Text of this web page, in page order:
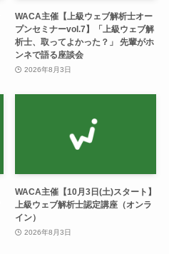
WACA主催【上級ウェブ解析士オー
プンセミナーvol.7】「上級ウェブ解
析士、取ってよかった？」 先輩がホ
ンネで語る座談会
2026年8月3日
WACA主催【10月3日(土)スタート】
上級ウェブ解析士認定講座（オンラ
イン）
2026年8月3日